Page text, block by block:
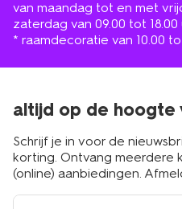
van maandag tot en met
zaterdag van 09.00 tot 18.00
* raamdecoratie van 10.00
altijd op de hoogte
Schrijf je in voor de
korting. Ontvang meerdere
(online) aanbiedingen.
e-